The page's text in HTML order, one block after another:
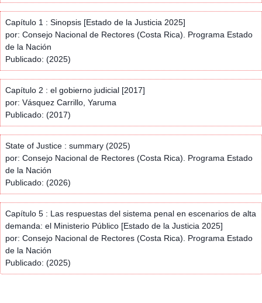
Capítulo 1 : Sinopsis [Estado de la Justicia 2025]
por: Consejo Nacional de Rectores (Costa Rica). Programa Estado
de la Nación
Publicado: (2025)
Capítulo 2 : el gobierno judicial [2017]
por: Vásquez Carrillo, Yaruma
Publicado: (2017)
State of Justice : summary (2025)
por: Consejo Nacional de Rectores (Costa Rica). Programa Estado
de la Nación
Publicado: (2026)
Capítulo 5 : Las respuestas del sistema penal en escenarios de alta
demanda: el Ministerio Público [Estado de la Justicia 2025]
por: Consejo Nacional de Rectores (Costa Rica). Programa Estado
de la Nación
Publicado: (2025)